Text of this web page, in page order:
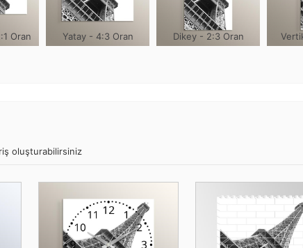
Oran Yatay - 4:3 Oran Dikey - 2:3 Oran
oluşturabilirsiniz